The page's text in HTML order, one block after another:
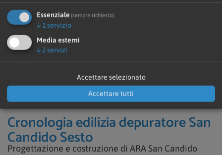
Cronologia edilizia
Cronologia edilizia depuratore San
Candido Sesto
Progettazione e costruzione di ARA San Candido
Essenziale (sempre richiesto)
↓ 1servizio
Media esterni
↓ 2servizi
Accettare selezionato
Accettare tutti